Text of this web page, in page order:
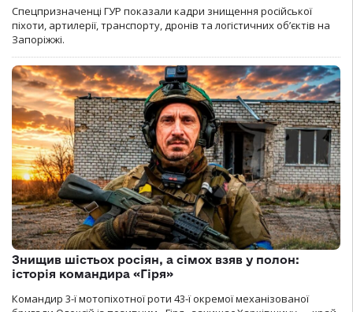
Спецпризначенці ГУР показали кадри знищення російської
піхоти, артилерії, транспорту, дронів та логістичних об’єктів на
Запоріжжі.
Знищив шістьох росіян, а сімох взяв у полон:
історія командира «Гіря»
Командир 3-ї мотопіхотної роти 43-ї окремої механізованої